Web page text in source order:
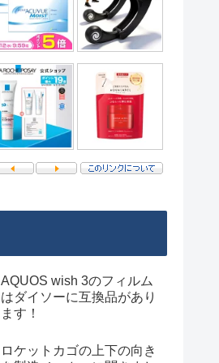
AQUOS wish 3のフィルム
はダイソーに互換品があり
ます！
ロケットカゴの上下の向き